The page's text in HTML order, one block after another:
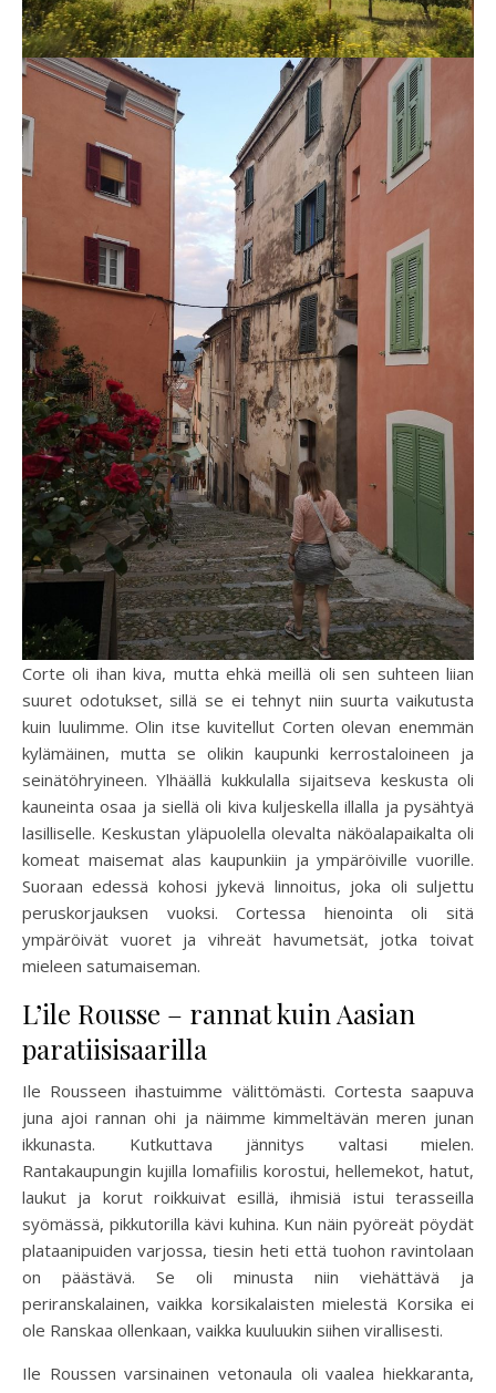
Corte oli ihan kiva, mutta ehkä meillä oli sen suhteen liian
suuret odotukset, sillä se ei tehnyt niin suurta vaikutusta
kuin luulimme. Olin itse kuvitellut Corten olevan enemmän
kylämäinen, mutta se olikin kaupunki kerrostaloineen ja
seinätöhryineen. Ylhäällä kukkulalla sijaitseva keskusta oli
kauneinta osaa ja siellä oli kiva kuljeskella illalla ja pysähtyä
lasilliselle. Keskustan yläpuolella olevalta näköalapaikalta oli
komeat maisemat alas kaupunkiin ja ympäröiville vuorille.
Suoraan edessä kohosi jykevä linnoitus, joka oli suljettu
peruskorjauksen vuoksi. Cortessa hienointa oli sitä
ympäröivät vuoret ja vihreät havumetsät, jotka toivat
mieleen satumaiseman.
L’ile Rousse – rannat kuin Aasian
paratiisisaarilla
Ile Rousseen ihastuimme välittömästi. Cortesta saapuva
juna ajoi rannan ohi ja näimme kimmeltävän meren junan
ikkunasta. Kutkuttava jännitys valtasi mielen.
Rantakaupungin kujilla lomafiilis korostui, hellemekot, hatut,
laukut ja korut roikkuivat esillä, ihmisiä istui terasseilla
syömässä, pikkutorilla kävi kuhina. Kun näin pyöreät pöydät
plataanipuiden varjossa, tiesin heti että tuohon ravintolaan
on päästävä. Se oli minusta niin viehättävä ja
periranskalainen, vaikka korsikalaisten mielestä Korsika ei
ole Ranskaa ollenkaan, vaikka kuuluukin siihen virallisesti.
Ile Roussen varsinainen vetonaula oli vaalea hiekkaranta,